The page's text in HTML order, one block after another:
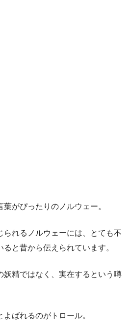
がぴったりのノルウェー。
られるノルウェーには、とても不
と昔から伝えられています。
妖精ではなく、実在するという噂
ばれるのがトロール。